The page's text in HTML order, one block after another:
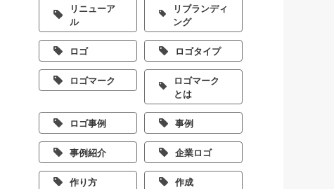
リニューア
ル
リブランディ
ング
ロゴ ロゴタイプ
ロゴマーク
ロゴマーク
とは
ロゴ事例 事例
事例紹介 企業ロゴ
作り方 作成